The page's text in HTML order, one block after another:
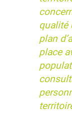
qualité
plan
place